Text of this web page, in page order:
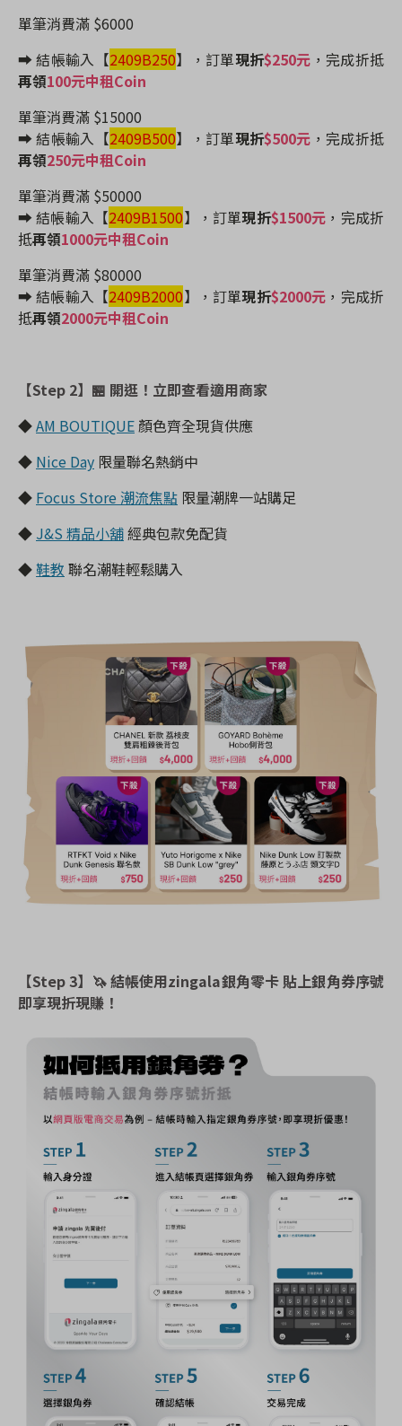
單筆消費滿 $6000
➡️ 結帳輸入【2409B250】 ，訂單現折$250元 ，完成折抵
再領100元中租Coin
單筆消費滿 $15000
➡️ 結帳輸入【2409B500】 ，訂單現折$500元 ，完成折抵
再領250元中租Coin
單筆消費滿 $50000
➡️ 結帳輸入【2409B1500】 ，訂單現折$1500元 ，完成折
抵再領1000元中租Coin
單筆消費滿 $80000
➡️ 結帳輸入【2409B2000】 ，訂單現折$2000元 ，完成折
抵再領2000元中租Coin
【Step 2】 🏪 開逛！立即查看適用商家
◆AM BOUTIQUE顏色齊全現貨供應
◆ Nice Day 限量聯名熱銷中
◆ Focus Store 潮流焦點 限量潮牌一站購足
◆ J&S 精品小舖經典包款免配貨
◆鞋教 聯名潮鞋輕鬆購入
【Step 3】 🦄結帳使用zingala銀角零卡 貼上銀角券序號
即享現折現賺！